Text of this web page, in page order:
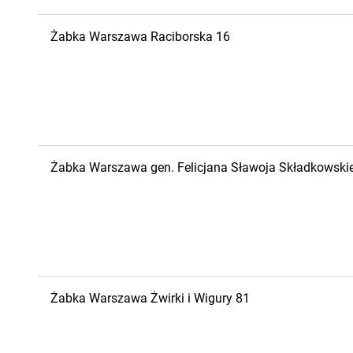
Żabka Warszawa Raciborska 16
Żabka Warszawa gen. Felicjana Sławoja
Żabka Warszawa Żwirki i Wigury 81